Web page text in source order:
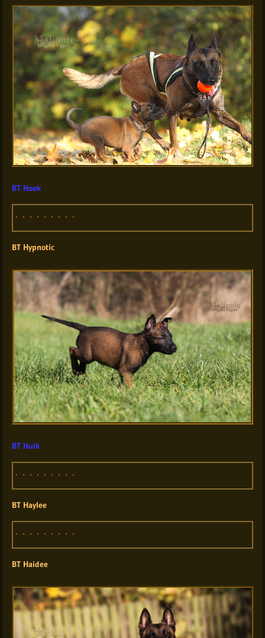
BT Hook
BT Hypnotic
BT Hulk
BT Haylee
BT Haidee